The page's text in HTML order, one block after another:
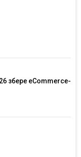
збере eCommerce-